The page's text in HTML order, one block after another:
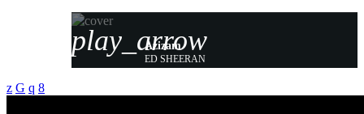
play_arrow
Azizam
ED SHEERAN